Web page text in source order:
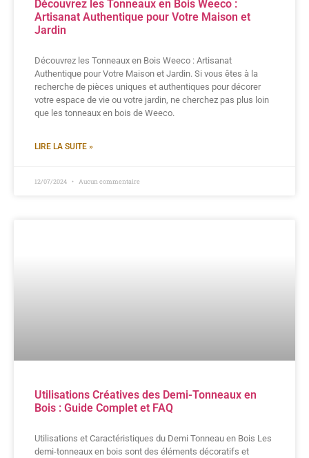
Découvrez les Tonneaux en Bois Weeco :
Artisanat Authentique pour Votre Maison et
Jardin
Découvrez les Tonneaux en Bois Weeco : Artisanat
Authentique pour Votre Maison et Jardin. Si vous êtes à la
recherche de pièces uniques et authentiques pour décorer
votre espace de vie ou votre jardin, ne cherchez pas plus loin
que les tonneaux en bois de Weeco.
LIRE LA SUITE »
12/07/2024 Aucun commentaire
Utilisations Créatives des Demi-Tonneaux en
Bois : Guide Complet et FAQ
Utilisations et Caractéristiques du Demi Tonneau en Bois Les
demi-tonneaux en bois sont des éléments décoratifs et